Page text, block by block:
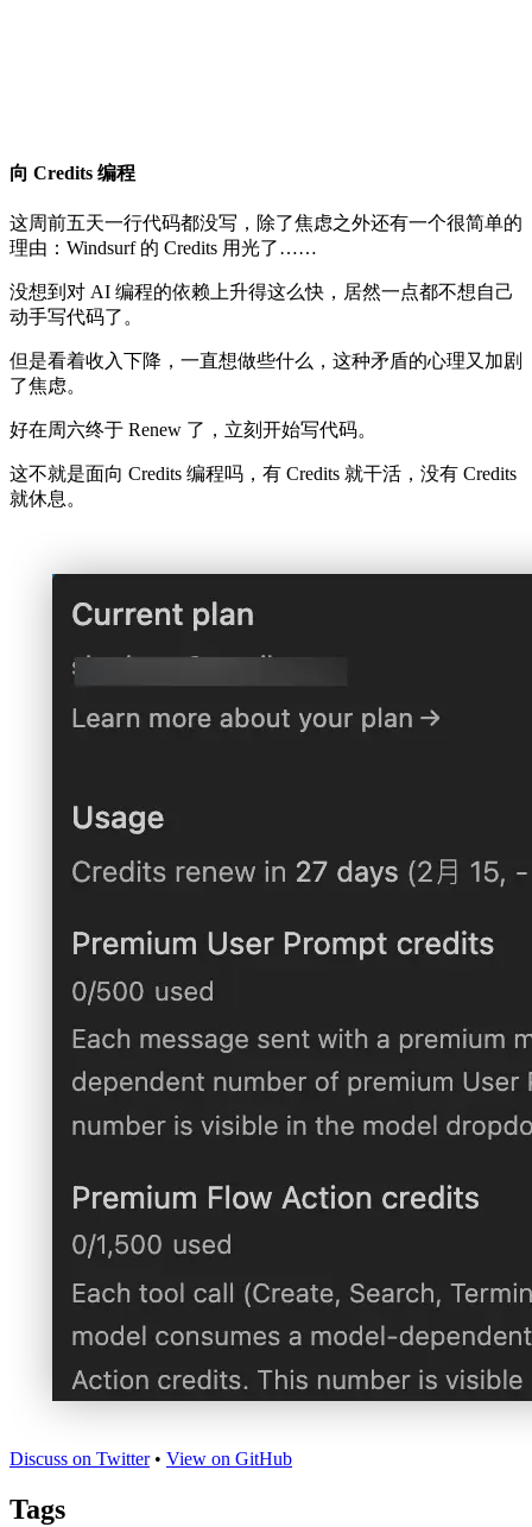
向 Credits 编程
这周前五天一行代码都没写，除了焦虑之外还有一个很简单的
理由：Windsurf 的 Credits 用光了……
没想到对 AI 编程的依赖上升得这么快，居然一点都不想自己
动手写代码了。
但是看着收入下降，一直想做些什么，这种矛盾的心理又加剧
了焦虑。
好在周六终于 Renew 了，立刻开始写代码。
这不就是面向 Credits 编程吗，有 Credits 就干活，没有 Credits
就休息。
Discuss on Twitter• View on GitHub
Tags